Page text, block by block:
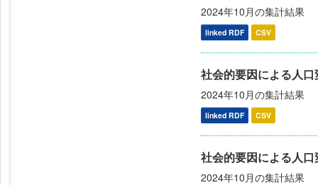
2024年10月の集計結果
linked RDF CSV
社会的要因による人
2024年10月の集計結果
linked RDF CSV
社会的要因による人
2024年10月の集計結果